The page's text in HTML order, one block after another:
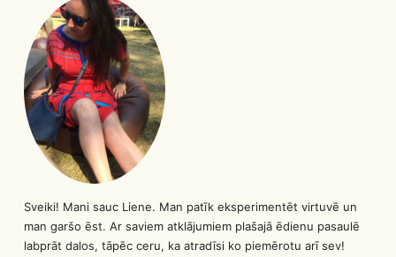
Sveiki! Mani sauc Liene. Man patīk eksperimentēt virtuvē un
man garšo ēst. Ar saviem atklājumiem plašajā ēdienu pasaulē
labprāt dalos, tāpēc ceru, ka atradīsi ko piemērotu arī sev!